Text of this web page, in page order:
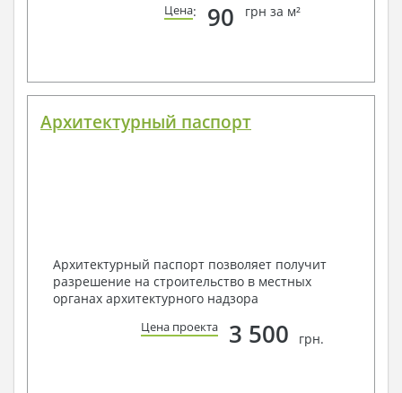
Цена: 90 грн за м²
Архитектурный паспорт
Архитектурный паспорт позволяет получит
разрешение на строительство в местных
органах архитектурного надзора
Цена проекта 3 500 грн.